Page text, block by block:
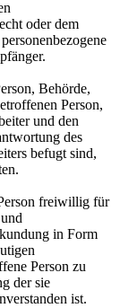
oder dem
Behörde,
Person,
und den
des
befugt sind,
freiwillig für
in Form
Person zu
der sie
ist.